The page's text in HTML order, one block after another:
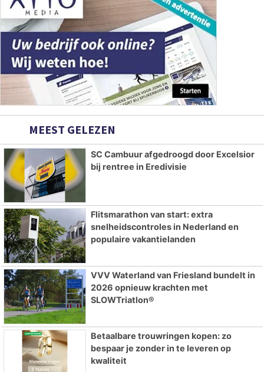
MEEST GELEZEN
SC Cambuur afgedroogd door Excelsior
bij rentree in Eredivisie
Flitsmarathon van start: extra
snelheidscontroles in Nederland en
populaire vakantielanden
VVV Waterland van Friesland bundelt in
2026 opnieuw krachten met
SLOWTriatlon®
Betaalbare trouwringen kopen: zo
bespaar je zonder in te leveren op
kwaliteit